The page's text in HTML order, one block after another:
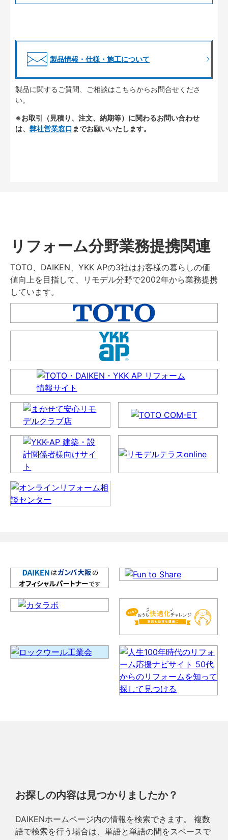
製品情報・仕様・施工について
製品に関するご質問、ご相談はこちらからお問合せくださ
い。
※お取引（見積り、注文、納期等）に関わるお問い合わせ
は、 弊社営業窓口 までお願いいたします。
リフォーム分野業務提携関連
TOTO、DAIKEN、YKK APの3社はお客様の暮らしの価
値向上を目指して、リモデル分野で2002年から業務提携
しています。
お探しの内容は見つかりましたか？
DAIKENホームページ内の情報を検索できます。 複数
語で検索を行う場合は、単語と単語の間をスペースで